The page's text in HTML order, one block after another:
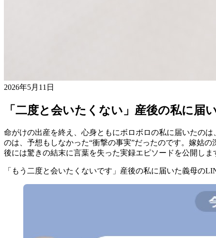
2026年5月11日
「二度と会いたくない」産後の私に届
命がけの出産を終え、心身ともにボロボロの私に届いたの
のは、予想もしなかった“衝撃の事実”だったのです。嫁姑
後には驚きの結末に言葉を失った実録エピソードを公開しま
「もう二度と会いたくないです」産後の私に届いた義母の